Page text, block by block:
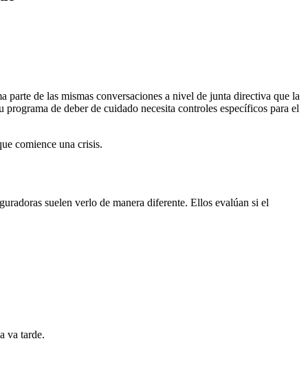
parte de las mismas conversaciones a nivel de junta directiva que la
de deber de cuidado necesita controles específicos para el
comience una crisis.
suelen verlo de manera diferente. Ellos evalúan si el
va tarde.